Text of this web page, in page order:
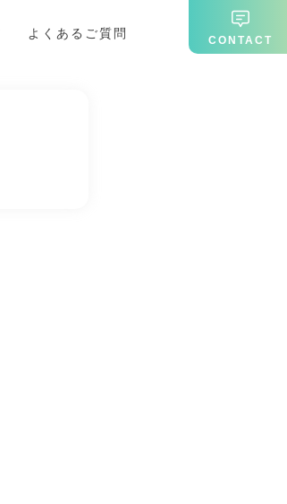
よくあるご質問 CONTACT